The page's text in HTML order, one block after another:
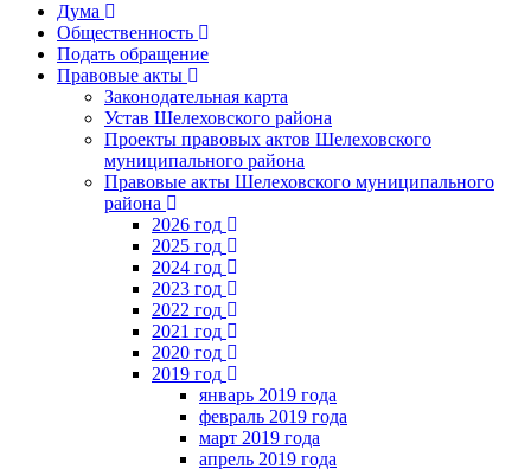
Дума
Общественность
Подать обращение
Правовые акты
Законодательная карта
Устав Шелеховского района
Проекты правовых актов Шелеховского
муниципального района
Правовые акты Шелеховского муниципального
района
2026 год
2025 год
2024 год
2023 год
2022 год
2021 год
2020 год
2019 год
январь 2019 года
февраль 2019 года
март 2019 года
апрель 2019 года